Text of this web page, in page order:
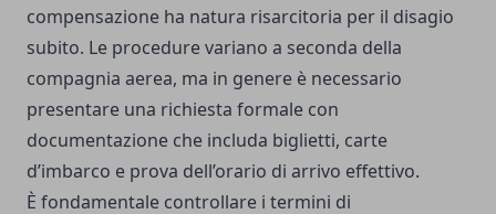
compensazione ha natura risarcitoria per il disagio
subito. Le procedure variano a seconda della
compagnia aerea, ma in genere è necessario
presentare una richiesta formale con
documentazione che includa biglietti, carte
d’imbarco e prova dell’orario di arrivo effettivo.
È fondamentale controllare i termini di